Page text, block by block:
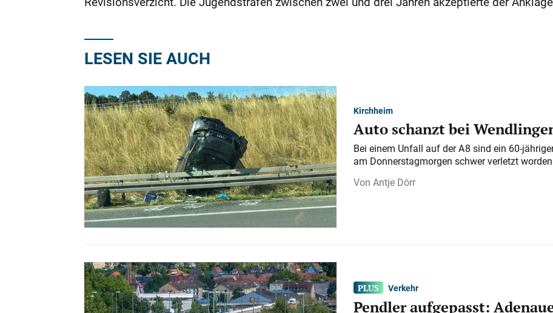
LESEN SIE AUCH
Kirchheim
Auto schanzt bei
Bei einem Unfall auf der A 8 sind ein 60-
am Donnerstagmorgen schwer verletzt
Antje Dörr
Verkehr
Pendler aufgepasst: